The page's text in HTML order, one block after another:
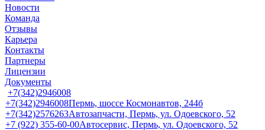
Новости
Команда
Отзывы
Карьера
Контакты
Партнеры
Лицензии
Документы
+7(342)2946008
+7(342)2946008Пермь, шоссе Космонавтов, 244б
+7(342)2576263Автозапчасти, Пермь, ул. Одоевского, 52
+7 (922) 355-60-00Автосервис, Пермь, ул. Одоевского, 52